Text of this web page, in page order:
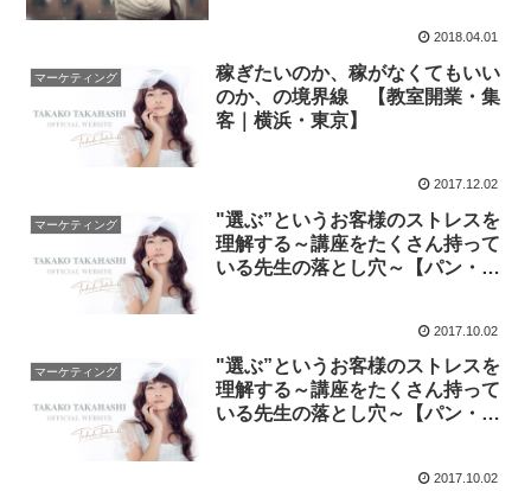
2018.04.01
マーケティング
稼ぎたいのか、稼がなくてもいい
のか、の境界線 【教室開業・集
客｜横浜・東京】
2017.12.02
マーケティング
"選ぶ”というお客様のストレスを
理解する～講座をたくさん持って
いる先生の落とし穴～【パン・お
2017.10.02
マーケティング
"選ぶ”というお客様のストレスを
理解する～講座をたくさん持って
いる先生の落とし穴～【パン・お
2017.10.02